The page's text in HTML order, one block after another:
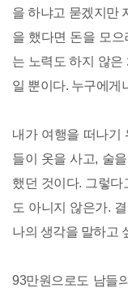
을 하냐고 묻겠지만
을 했다면 돈을 모
는 노력도 하지 않은
일 뿐이다. 누구에게
내가 여행을 떠나기
들이 옷을 사고, 술
했던 것이다. 그렇
도 아니지 않은가.
나의 생각을 말하고
93만원으로도 남들